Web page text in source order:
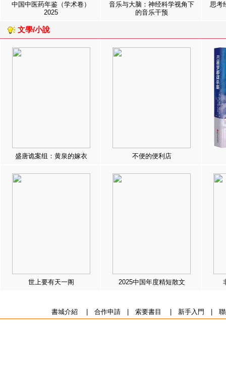
中国中医药年鉴（学术卷）
2025
音乐与大脑：神经科学视角下
的音乐干预
思考
文學/小說
盛唐诡案组：黄泉的嫁衣 不便的便利店
世上要有天一阁 2025中国年度精短散文
書城介紹 合作申請| 索要書目 新手入門